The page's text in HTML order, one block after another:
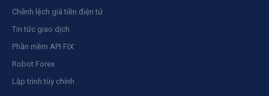
Chênh lệch giá tiền điện tử
Tin tức giao dịch
Phần mềm API FIX
Robot Forex
Lập trình tùy chỉnh